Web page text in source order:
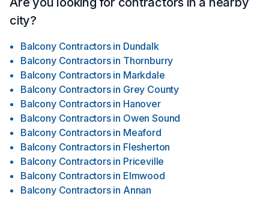
city?
Balcony Contractors in Dundalk
Balcony Contractors in Thornburry
Balcony Contractors in Markdale
Balcony Contractors in Grey County
Balcony Contractors in Hanover
Balcony Contractors in Owen Sound
Balcony Contractors in Meaford
Balcony Contractors in Flesherton
Balcony Contractors in Priceville
Balcony Contractors in Elmwood
Balcony Contractors in Annan